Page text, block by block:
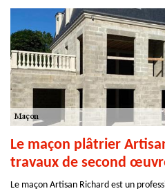
Le maçon plâtrier
travaux de second
Le maçon Artisan Richard est un